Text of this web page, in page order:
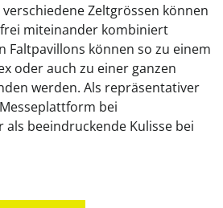
Zeltgrössen können
miteinander kombiniert
Faltpavillons können so zu einem
oder auch zu einer ganzen
werden. Als repräsentativer
bei
beeindruckende Kulisse bei